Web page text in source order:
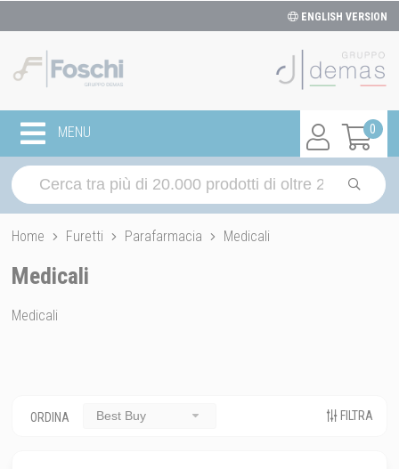
ENGLISH VERSION
0
MENU
Home Furetti Parafarmacia Medicali
Medicali
Medicali
ORDINA Best Buy FILTRA